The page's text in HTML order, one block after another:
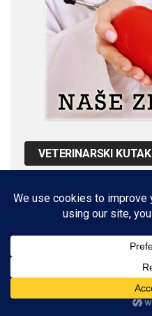
VETERINARSKI KUTAK